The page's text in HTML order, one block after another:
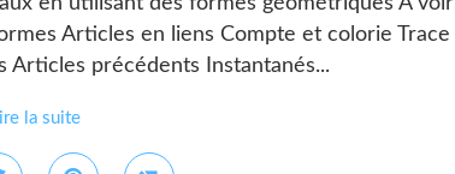
Articles en liens Compte et colorie Trace
précédents Instantanés...
la suite